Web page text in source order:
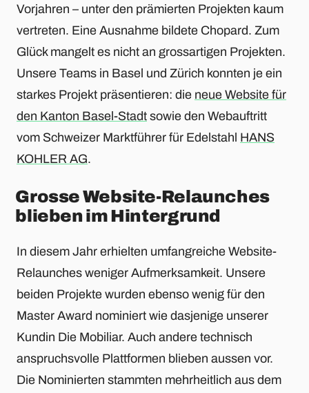
Vorjahren – unter den prämierten Projekten kaum
vertreten. Eine Ausnahme bildete Chopard. Zum
Glück mangelt es nicht an grossartigen Projekten.
Unsere Teams in Basel und Zürich konnten je ein
starkes Projekt präsentieren: die neue Website für
den Kanton Basel-Stadt sowie den Webauftritt
vom Schweizer Marktführer für Edelstahl HANS
KOHLER AG.
Grosse Website-Relaunches
blieben im Hintergrund
In diesem Jahr erhielten umfangreiche Website-
Relaunches weniger Aufmerksamkeit. Unsere
beiden Projekte wurden ebenso wenig für den
Master Award nominiert wie dasjenige unserer
Kundin Die Mobiliar. Auch andere technisch
anspruchsvolle Plattformen blieben aussen vor.
Die Nominierten stammten mehrheitlich aus dem